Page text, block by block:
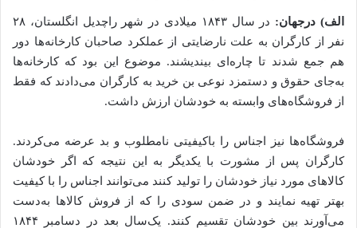
الف) درجهان:
در سال ۱۸۴۳ میلادی در شهر راچدیل انگلستان، ۲۸
نفر از کارگران به علت نارضایتی از عملکرد صاحبان کارخانه‌ها دور
هم جمع شدند تا چاره‌ای بیندیشند. موضوع این بود که کارخانه‌ها
به‌جای حقوق و دستمزد نوعی بن خرید به کارگران می‌دادند که فقط
از فروشگاه‌های وابسته به خودشان ارزش داشت.
فروشگاه‌ها نیز اجناس را باکیفیتی نامطلوب و بد عرضه می‌کردند.
کارگران پس از مشورت با یکدیگر به این نتیجه که اگر خودشان
کالاهای مورد نیاز خودشان را تولید کنند می‌توانند اجناس را با کیفیت
بهتر تهیه نمایند و در ضمن سودی را که از فروش کالاها به‌دست
می‌آورند بین خودشان تقسیم کنند. یک‌سال بعد در دسامبر ۱۸۴۴